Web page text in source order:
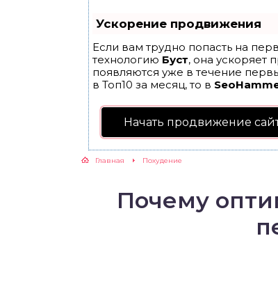
Ускорение продвижения
Если вам трудно попасть на
технологию Буст, она ускоряет
появляются уже в течение
в Топ10 за месяц, то в
Начать продвижение
Главная Похудение
Почему
ПЕРВОГО